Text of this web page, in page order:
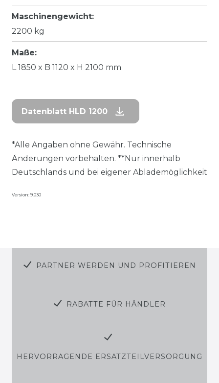
Maschinengewicht:
2200 kg
Maße:
L 1850 x B 1120 x H 2100 mm
Datenblatt HLD 1200
*Alle Angaben ohne Gewähr. Technische
Änderungen vorbehalten. **Nur innerhalb
Deutschlands und bei eigener Ablademöglichkeit
Version: 9.030
PARTNER WERDEN UND PROFITIEREN
RABATTE FÜR HÄNDLER
HERVORRAGENDE ERSATZTEILVERSORGUNG